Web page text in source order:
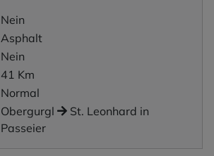
Nein
Asphalt
Nein
41 Km
Normal
Obergurgl
St. Leonhard in
Passeier